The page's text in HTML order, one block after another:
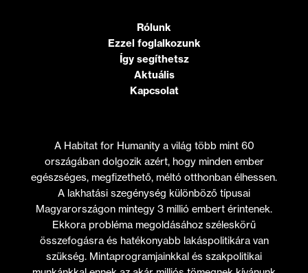
Rólunk
Ezzel foglalkozunk
Így segíthetsz
Aktuális
Kapcsolat
A Habitat for Humanity a világ több mint 60
országában dolgozik azért, hogy minden ember
egészséges, megfizethető, méltó otthonban élhessen.
A lakhatási szegénység különböző típusai
Magyarországon mintegy 3 millió embert érintenek.
Ekkora probléma megoldásához széleskörű
összefogásra és hatékonyabb lakáspolitikára van
szükség. Mintaprogramjainkkal és szakpolitikai